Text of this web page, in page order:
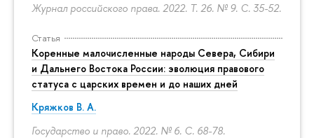
Журнал российского права. 2022. Т. 26. № 9. С. 35-52.
Статья
Коренные малочисленные народы Севера, Сибири
и Дальнего Востока России: эволюция правового
статуса с царских времен и до наших дней
Кряжков В. А.
Государство и право. 2022. № 6. С. 68-78.